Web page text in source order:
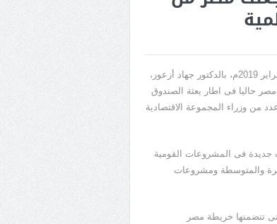
التقت الدكتورة سحر نصر، وزيرة الاستثمار والتعاون الدولى، اليوم الاربعاء 13 فبراير 2019م، بالدكتور جهاد أزعور،
حاليا فى اطار بعثة الصندوق
من وزراء المجموعة الاقتصادية
فى المشروعات القومية
والمتوسطة ومشروعات
تتضمنها خريطة مصر